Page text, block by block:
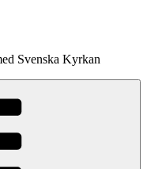
Svenska Kyrkan